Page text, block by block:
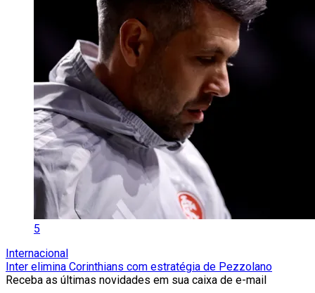
5
Internacional
Inter elimina Corinthians com estratégia de Pezzolano
Receba as últimas novidades em sua caixa de e-mail